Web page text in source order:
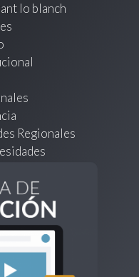
lo blanch
Regionales